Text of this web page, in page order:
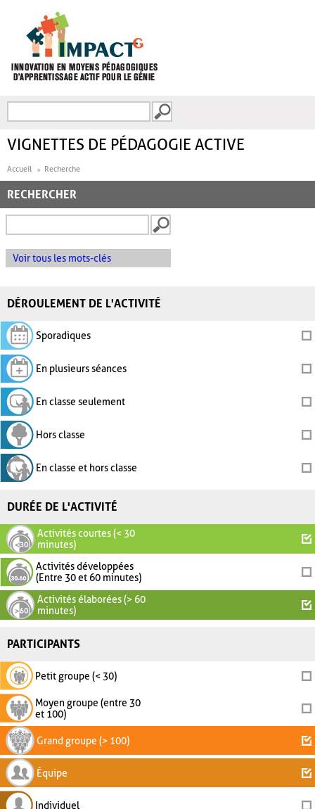
FORMULAIRE DE
VIGNETTES DE PÉDAGOGIE ACTIVE
Accueil Recherche
RECHERCHER
Voir tous les mots-clés
DÉROULEMENT DE L'ACTIVITÉ
Sporadiques
En plusieurs séances
En classe seulement
Hors classe
En classe et hors classe
DURÉE DE L'ACTIVITÉ
Activités courtes (< 30
minutes)
Activités développées
(Entre 30 et 60 minutes)
Activités élaborées (> 60
minutes)
PARTICIPANTS
Petit groupe (< 30)
Moyen groupe (entre 30
et 100)
Grand groupe (> 100)
Équipe
Individuel